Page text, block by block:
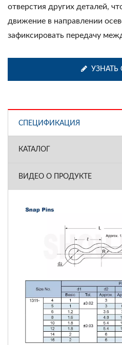
отверстия других деталей,
движение в направлении
зафиксировать передачу
УЗНАТЬ
СПЕЦИФИКАЦИЯ
КАТАЛОГ
ВИДЕО О ПРОДУКТЕ